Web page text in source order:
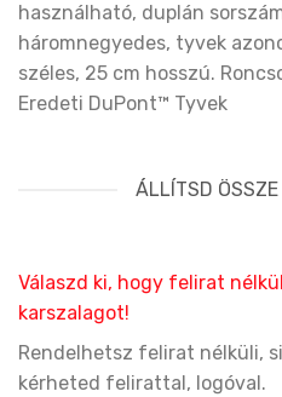
használható, duplán
háromnegyedes, tyvek
széles, 25 cm hosszú.
Eredeti DuPont™ Tyvek
ÁLLÍTSD ÖSSZE
Válaszd ki, hogy felirat
karszalagot!
Rendelhetsz felirat nélküli,
kérheted felirattal, logóval.